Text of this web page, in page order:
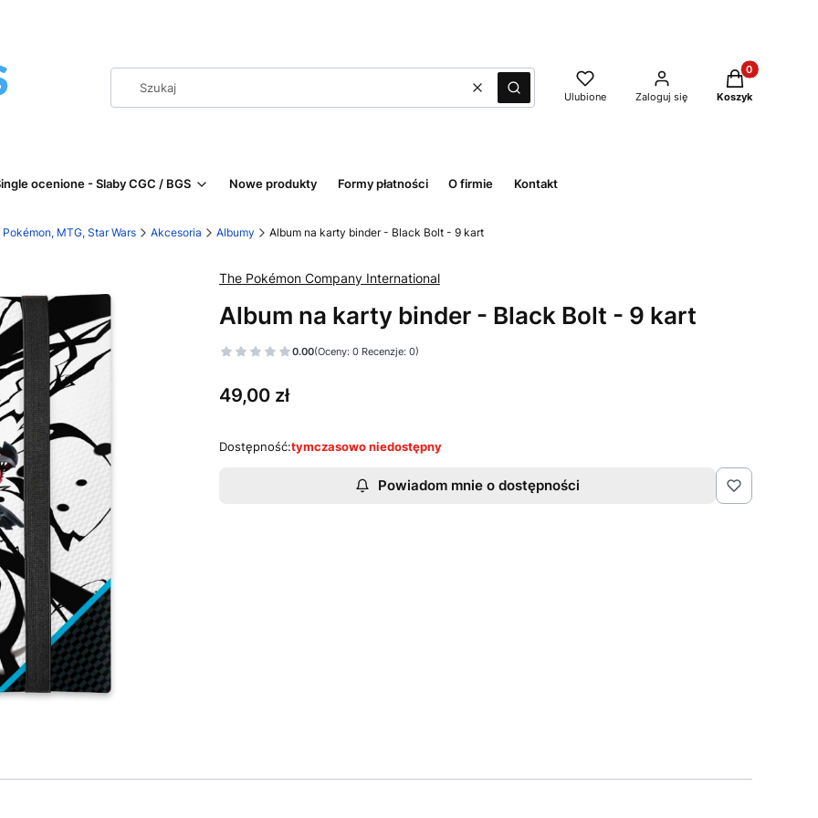
WyczyśćSzukaj Ulubione Zaloguj się
Produkty w
Koszyk
ocenione - Slaby CGC / BGS Nowe produkty Formy płatności O firmie Kontakt
MTG, Star Wars Akcesoria Albumy Album na karty binder - Black Bolt - 9 kart
The Pokémon Company International
Album na karty binder - Black Bolt - 9 kart
0.00(Oceny: 0 Recenzje: 0)
Cena
49,00 zł
Dostępność:tymczasowo niedostępny
Powiadom mnie o dostępności